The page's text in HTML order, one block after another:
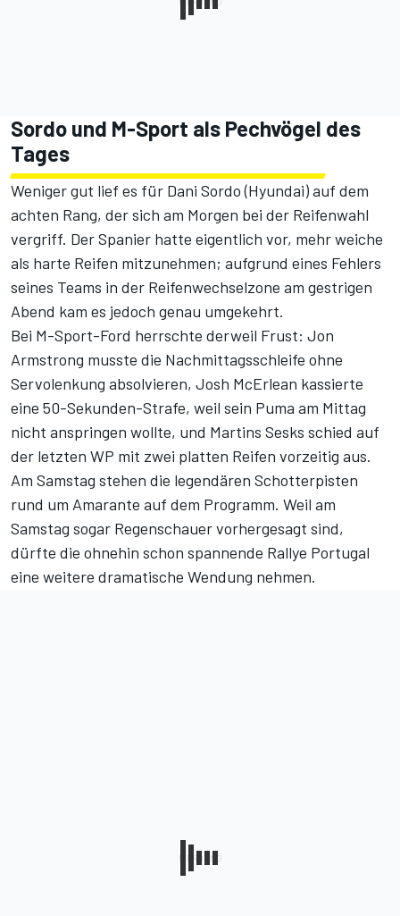
Sordo und M-Sport als Pechvögel des
Tages
Weniger gut lief es für Dani Sordo (Hyundai) auf dem
achten Rang, der sich am Morgen bei der Reifenwahl
vergriff. Der Spanier hatte eigentlich vor, mehr weiche
als harte Reifen mitzunehmen; aufgrund eines Fehlers
seines Teams in der Reifenwechselzone am gestrigen
Abend kam es jedoch genau umgekehrt.
Bei M-Sport-Ford herrschte derweil Frust: Jon
Armstrong musste die Nachmittagsschleife ohne
Servolenkung absolvieren, Josh McErlean kassierte
eine 50-Sekunden-Strafe, weil sein Puma am Mittag
nicht anspringen wollte, und Martins Sesks schied auf
der letzten WP mit zwei platten Reifen vorzeitig aus.
Am Samstag stehen die legendären Schotterpisten
rund um Amarante auf dem Programm. Weil am
Samstag sogar Regenschauer vorhergesagt sind,
dürfte die ohnehin schon spannende Rallye Portugal
eine weitere dramatische Wendung nehmen.